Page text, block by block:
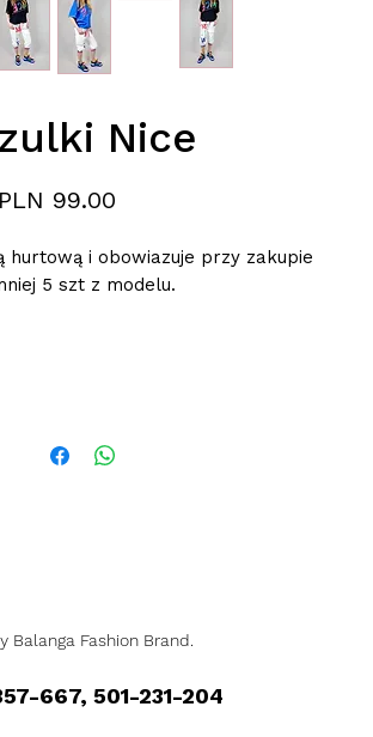
Nice
PLN 99.00
hurtową i obowiazuje przy zakupie
5 szt z modelu.
Balanga Fashion Brand.
667, 501-231-204